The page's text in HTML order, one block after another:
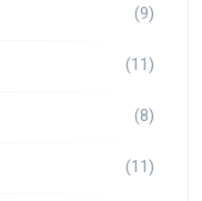
(9)
(11)
(8)
(11)